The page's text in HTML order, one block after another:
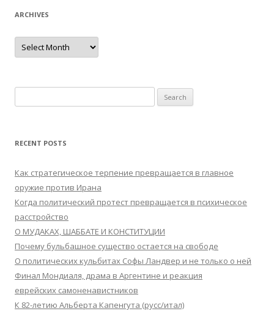
ARCHIVES
Archives
for:
RECENT POSTS
Как стратегическое терпение превращается в главное
оружие против Ирана
Когда политический протест превращается в психическое
расстройство
О МУДАКАХ, ШАББАТЕ И КОНСТИТУЦИИ
Почему бульбашное существо остается на свободе
О политических кульбитах Софы Ландвер и не только о ней
Финал Мондиаля, драма в Аргентине и реакция
еврейских самоненавистников
К 82-летию Альберта Капенгута (русс/итал)